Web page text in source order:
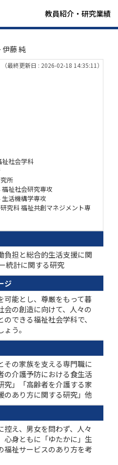
教員紹介・研究業績
伊藤 純
（最終更新日 : 2026-02-18 14:35:11）
祉社会学科
所
祉社会研究専攻
活機構学専攻
究科 福祉共創マネジメント専
担と総合的生活支援に関
統計に関する研究
ジ
可能とし、尊厳をもって暮
会の創造に向けて、人々の
できる福祉社会学科で、
う。
その家族を支える専門職に
の介護予防における食生活
究」「高齢者を介護する家
のあり方に関する研究」他
え、男女を問わず、人々
心身ともに「ゆたかに」生
福祉サービスのあり方を考